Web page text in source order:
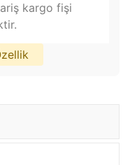
kargo fişi